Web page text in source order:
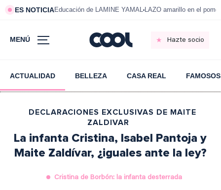
ES NOTICIAEducación de LAMINE YAMAL LAZO amarillo en el
MENÚ Hazte socio
ACTUALIDAD BELLEZA CASA REAL FAMOSOS
DECLARACIONES EXCLUSIVAS DE MAITE
ZALDIVAR
La infanta Cristina, Isabel Pantoja y
Maite Zaldívar, ¿iguales ante la ley?
Cristina de Borbón: la infanta desterrada